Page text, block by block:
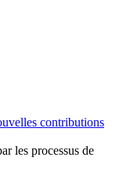
contributions
les processus de